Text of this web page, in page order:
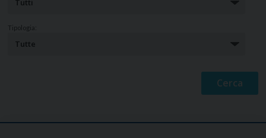
Tipologia: